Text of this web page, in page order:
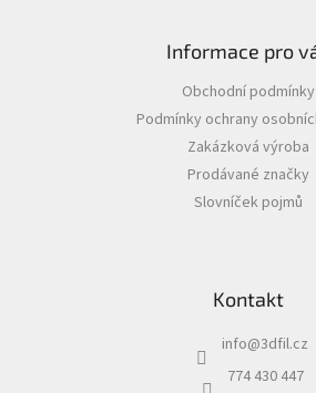
Informace pro
Obchodní podmínky
Podmínky ochrany
Zakázková výroba
Prodávané značky
Slovníček pojmů
Kontakt
info@3dfil.cz
774 430 447